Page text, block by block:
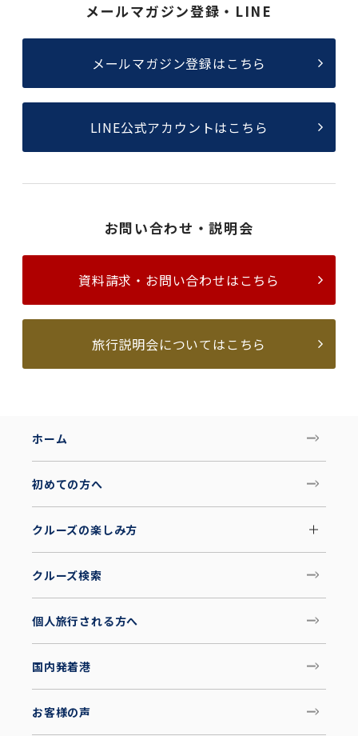
メールマガジン登録・LINE
メールマガジン登録はこちら
LINE公式アカウントはこちら
お問い合わせ・説明会
資料請求・お問い合わせはこちら
旅行説明会についてはこちら
ホーム
初めての方へ
クルーズの楽しみ方
クルーズ検索
個人旅行される方へ
国内発着港
お客様の声